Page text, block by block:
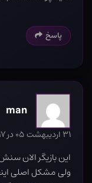
پاسخ
man
۳۱ اردیبهشت ۰۵ در ۱۰:۱۷ ب٫ظ
این بازیگر الان